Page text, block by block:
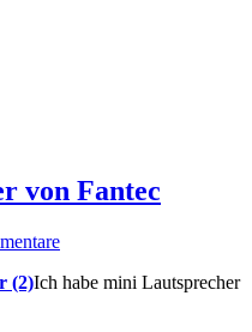
von Fantec
Ich habe mini Lautsprecher